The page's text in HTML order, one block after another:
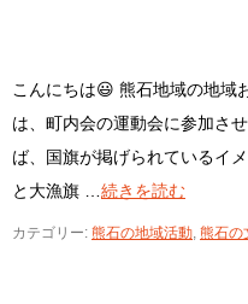
こんにちは😃 熊石地域の地域
は、町内会の運動会に参加さ
ば、国旗が掲げられているイ
と大漁旗 … 続きを読む
カテゴリー: 熊石の地域活動, 熊石の